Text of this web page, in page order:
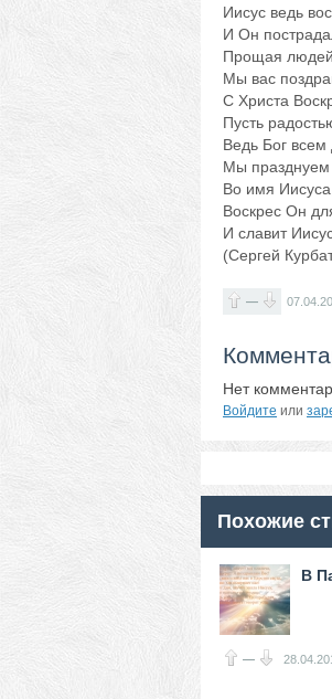
Иисус ведь
И Он
Прощая
Мы вас
С Христа
Пусть
Ведь Бог всем
Мы празднуем
Во имя
Воскрес Он
И славит
(Сергей
—
Нет
Войдите или
Похожие
В
—